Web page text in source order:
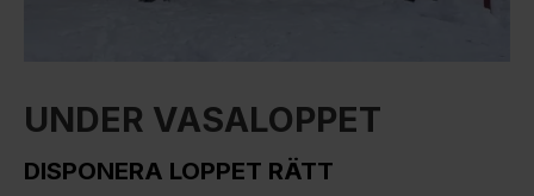
UNDER VASALOPPET
DISPONERA LOPPET RÄTT